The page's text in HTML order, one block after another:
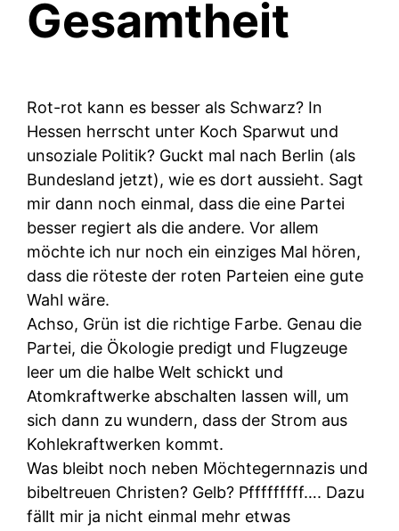
Gesamtheit
Rot-rot kann es besser als Schwarz? In
Hessen herrscht unter Koch Sparwut und
unsoziale Politik? Guckt mal nach Berlin (als
Bundesland jetzt), wie es dort aussieht. Sagt
mir dann noch einmal, dass die eine Partei
besser regiert als die andere. Vor allem
möchte ich nur noch ein einziges Mal hören,
dass die röteste der roten Parteien eine gute
Wahl wäre.
Achso, Grün ist die richtige Farbe. Genau die
Partei, die Ökologie predigt und Flugzeuge
leer um die halbe Welt schickt und
Atomkraftwerke abschalten lassen will, um
sich dann zu wundern, dass der Strom aus
Kohlekraftwerken kommt.
Was bleibt noch neben Möchtegernnazis und
bibeltreuen Christen? Gelb? Pfffffffff…. Dazu
fällt mir ja nicht einmal mehr etwas